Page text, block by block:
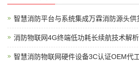
智慧消防平台与系统集成万霖消防源头供
消防物联网4G终端低功耗长续航技术解析
智慧消防物联网硬件设备3C认证OEM代